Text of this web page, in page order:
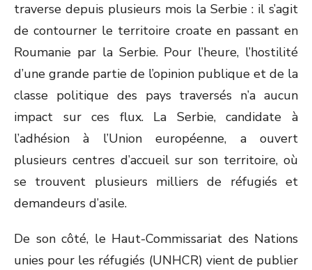
traverse depuis plusieurs mois la Serbie : il s’agit
de contourner le territoire croate en passant en
Roumanie par la Serbie. Pour l’heure, l’hostilité
d’une grande partie de l’opinion publique et de la
classe politique des pays traversés n’a aucun
impact sur ces flux. La Serbie, candidate à
l’adhésion à l’Union européenne, a ouvert
plusieurs centres d’accueil sur son territoire, où
se trouvent plusieurs milliers de réfugiés et
demandeurs d’asile.
De son côté, le Haut-Commissariat des Nations
unies pour les réfugiés (UNHCR) vient de publier